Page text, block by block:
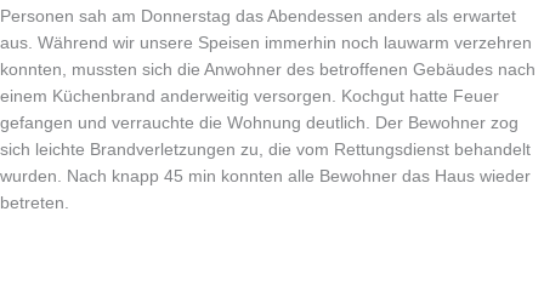
Personen sah am Donnerstag das Abendessen anders als erwartet
aus. Während wir unsere Speisen immerhin noch lauwarm verzehren
konnten, mussten sich die Anwohner des betroffenen Gebäudes nach
einem Küchenbrand anderweitig versorgen. Kochgut hatte Feuer
gefangen und verrauchte die Wohnung deutlich. Der Bewohner zog
sich leichte Brandverletzungen zu, die vom Rettungsdienst behandelt
wurden. Nach knapp 45 min konnten alle Bewohner das Haus wieder
betreten.